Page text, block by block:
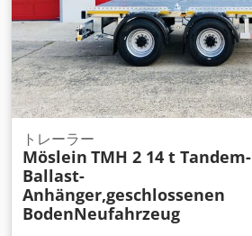
トレーラー
Möslein TMH 2 14 t Tandem-
Ballast-
Anhänger,geschlossenen
BodenNeufahrzeug